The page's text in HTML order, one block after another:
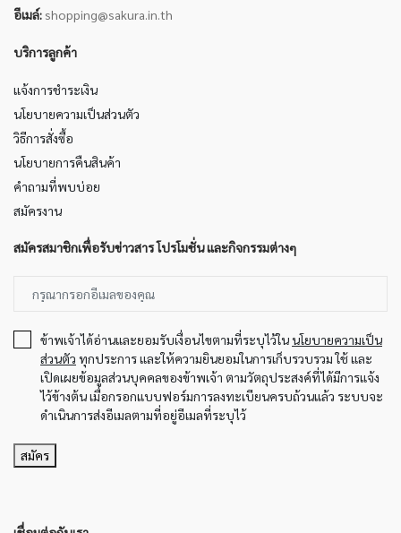
อีเมล์: shopping@sakura.in.th
บริการลูกค้า
แจ้งการชำระเงิน
นโยบายความเป็นส่วนตัว
วิธีการสั่งซื้อ
นโยบายการคืนสินค้า
คำถามที่พบบ่อย
สมัครงาน
สมัครสมาชิกเพื่อรับข่าวสาร โปรโมชั่น และกิจกรรมต่างๆ
ข้าพเจ้าได้อ่านและยอมรับเงื่อนไขตามที่ระบุไว้ในนโยบายความเป็น
ส่วนตัว ทุกประการ และให้ความยินยอมในการเก็บรวบรวม ใช้ และ
เปิดเผยข้อมูลส่วนบุคคลของข้าพเจ้า ตามวัตถุประสงค์ที่ได้มีการแจ้ง
ไว้ข้างต้น เมื่อกรอกแบบฟอร์มการลงทะเบียนครบถ้วนแล้ว ระบบจะ
ดำเนินการส่งอีเมลตามที่อยู่อีเมลที่ระบุไว้
สมัคร